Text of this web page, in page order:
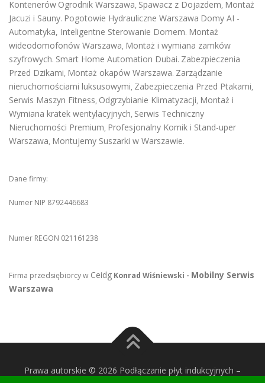
Kontenerów Ogrodnik Warszawa, Spawacz z Dojazdem, Montaż
Jacuzi i Sauny. Pogotowie Hydrauliczne Warszawa Domy AI -
Automatyka, Inteligentne Sterowanie Domem. Montaż
wideodomofonów Warszawa, Montaż i wymiana zamków
szyfrowych. Smart Home Automation Dubai. Zabezpieczenia
Przed Dzikami, Montaż okapów Warszawa. Zarządzanie
nieruchomościami luksusowymi, Zabezpieczenia Przed Ptakami,
Serwis Maszyn Fitness, Odgrzybianie Klimatyzacji, Montaż i
Wymiana kratek wentylacyjnych, Serwis Techniczny
Nieruchomości Premium, Profesjonalny Komik i Stand-uper
Warszawa, Montujemy Suszarki w Warszawie.
Dane firmy:
Numer NIP 8792446683
Numer REGON 021161238
Firma przedsiębiorcy w Ceidg Konrad Wiśniewski - Mobilny Serwis
Warszawa
Prawa autorskie © 2026 Podłączanie płyt indukcyjnych –